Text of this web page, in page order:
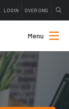
LOGIN OVER ONS
Menu